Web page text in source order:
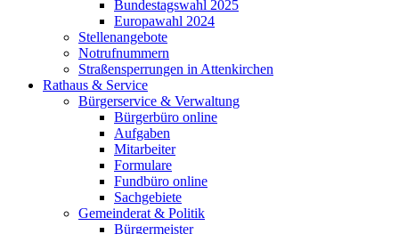
Bundestagswahl 2025
Europawahl 2024
Stellenangebote
Notrufnummern
Straßensperrungen in Attenkirchen
Rathaus & Service
Bürgerservice & Verwaltung
Bürgerbüro online
Aufgaben
Mitarbeiter
Formulare
Fundbüro online
Sachgebiete
Gemeinderat & Politik
Bürgermeister